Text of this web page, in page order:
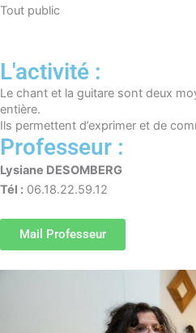
Tout public
L'activité :
Le chant et la guitare sont deux
entière.
Ils permettent d’exprimer et de
Professeur :
Lysiane DESOMBERG
Tél : 06.18.22.59.12
Mail Professeur